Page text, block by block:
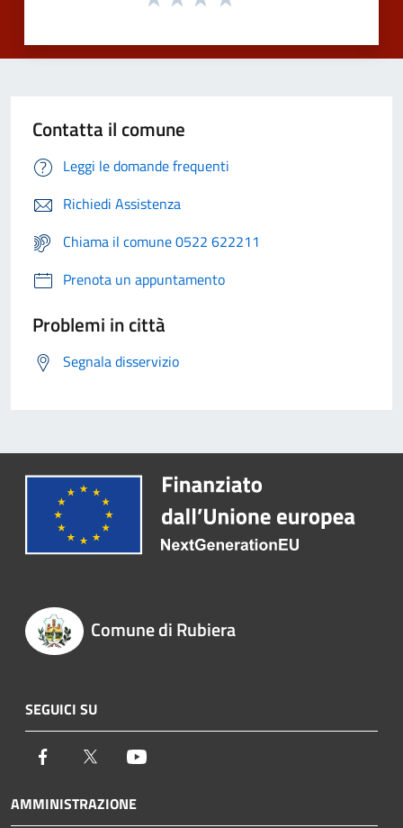
Contatta il comune
Leggi le domande frequenti
Richiedi Assistenza
Chiama il comune 0522 622211
Prenota un appuntamento
Problemi in città
Segnala disservizio
Comune di Rubiera
SEGUICI SU
Facebook Twitter
AMMINISTRAZIONE